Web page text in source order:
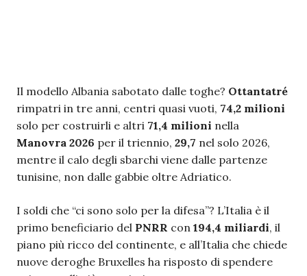
Il modello Albania sabotato dalle toghe? Ottantatré
rimpatri in tre anni, centri quasi vuoti, 74,2 milioni
solo per costruirli e altri 71,4 milioni nella
Manovra 2026 per il triennio, 29,7 nel solo 2026,
mentre il calo degli sbarchi viene dalle partenze
tunisine, non dalle gabbie oltre Adriatico.
I soldi che “ci sono solo per la difesa”? L’Italia è il
primo beneficiario del PNRR con 194,4 miliardi, il
piano più ricco del continente, e all’Italia che chiede
nuove deroghe Bruxelles ha risposto di spendere